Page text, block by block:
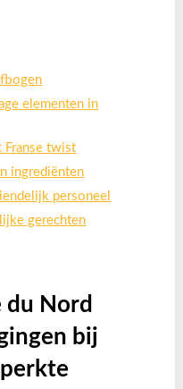
elementen in
Franse twist
ingrediënten
personeel
gerechten
du Nord
bij